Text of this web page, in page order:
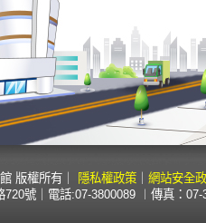
版權所有 隱私權政策
網站安全
720號
電話:07-3800089 ︱傳真：07-